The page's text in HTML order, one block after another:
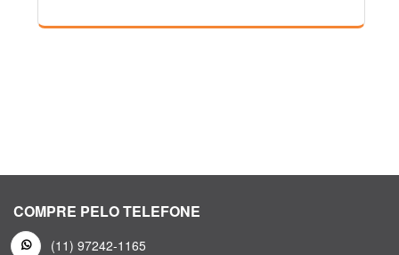
COMPRE PELO TELEFONE
(11) 97242-1165